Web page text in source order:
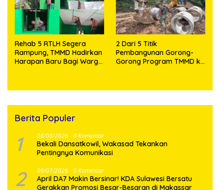
Rehab 5 RTLH Segera
Rampung, TMMD Hadirkan
Harapan Baru Bagi Warga
2 Dari 5 Titik
Pembangunan Gorong-
Gorong Program TMMD ke
Berita Populer
1 08/08/2026 0 Komentar
Bekali Dansatkowil, Wakasad Tekankan
Pentingnya Komunikasi
2 09/07/2026 0 Komentar
April DA7 Makin Bersinar! KDA Sulawesi Bersatu
Gerakkan Promosi Besar-Besaran di Makassar